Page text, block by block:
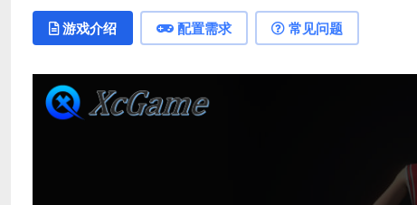
游戏介绍 配置需求 常见问题